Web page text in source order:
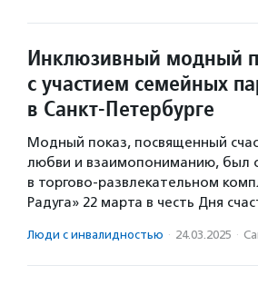
Инклюзивный модный
с участием семейных
в Санкт-Петербурге
Модный показ, посвященный
любви и взаимопониманию, был
в торгово-развлекательном
Радуга» 22 марта в честь Дня
Люди с инвалидностью · 24.03.2025 ·